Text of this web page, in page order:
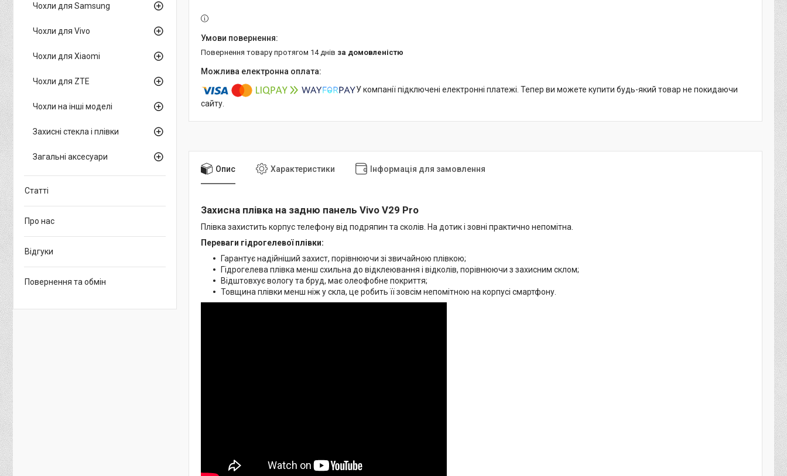
повернення товару протягом 14 днів за домовленістю
У компанії підключені електронні платежі. Тепер ви можете купити будь-який товар не покидаючи
сайту.
Опис Характеристики Інформація для замовлення
Захисна плівка на задню панель Vivo V29 Pro
Плівка захистить корпус телефону від подряпин та сколів. На дотик і зовні практично непомітна.
Переваги гідрогелевої плівки:
Гарантує надійніший захист, порівнюючи зі звичайною плівкою;
Гідрогелева плівка менш схильна до відклеювання і відколів, порівнюючи з захисним склом;
Відштовхує вологу та бруд, має олеофобне покриття;
Товщина плівки менш ніж у скла, це робить її зовсім непомітною на корпусі смартфону.
Чохли для Samsung
Чохли для Vivo
Чохли для Xiaomi
Чохли для ZTE
Чохли на інші моделі
Захисні стекла і плівки
Загальні аксесуари
Статті
Про нас
Відгуки
Повернення та обмін